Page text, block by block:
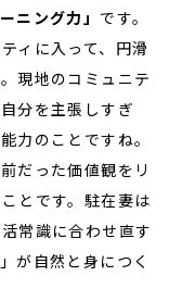
ニング力」 です。
ィに入って、円滑
現地のコミュニテ
分を主張しすぎ
力のことですね。
だった価値観をリ
とです。駐在妻は
常識に合わせ直す
が自然と身につく